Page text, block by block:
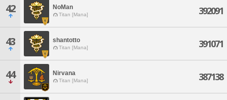
42 NoMan
Titan [Mana] 392091
43 shantotto
Titan [Mana] 391071
44 Nirvana
Titan [Mana] 387138